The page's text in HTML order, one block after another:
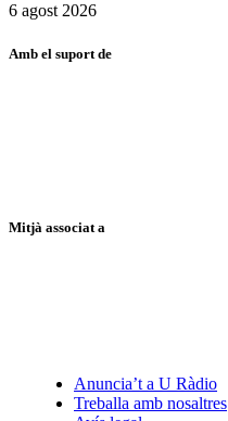
6 agost 2026
Amb el suport de
Mitjà associat a
Anuncia’t a U Ràdio
Treballa amb nosaltres